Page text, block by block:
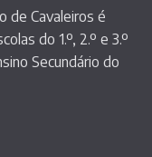
de Cavaleiros é
do 1.º, 2.º e 3.º
Secundário do